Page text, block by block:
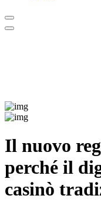
Il nuovo
perché il
casinò